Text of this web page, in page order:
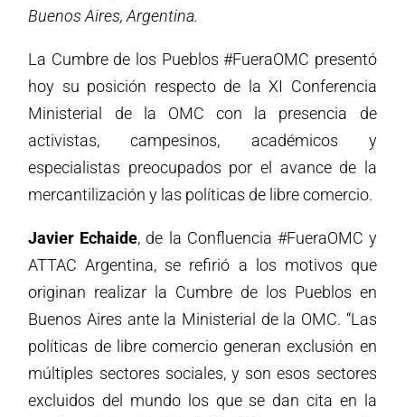
Buenos Aires, Argentina.
La Cumbre de los Pueblos #FueraOMC presentó
hoy su posición respecto de la XI Conferencia
Ministerial de la OMC con la presencia de
activistas, campesinos, académicos y
especialistas preocupados por el avance de la
mercantilización y las políticas de libre comercio.
Javier Echaide, de la Confluencia #FueraOMC y
ATTAC Argentina, se refirió a los motivos que
originan realizar la Cumbre de los Pueblos en
Buenos Aires ante la Ministerial de la OMC. “Las
políticas de libre comercio generan exclusión en
múltiples sectores sociales, y son esos sectores
excluidos del mundo los que se dan cita en la